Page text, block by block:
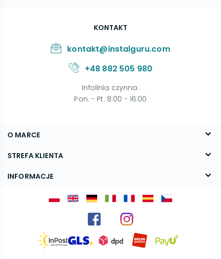
O MARCE
O nas
Blog
STREFA KLIENTA
FAQ
INFORMACJE
KONTAKT
kontakt@instalguru.com
+48 882 505 980
Infolinia czynna:
Pon. - Pt. 8:00 - 16:00